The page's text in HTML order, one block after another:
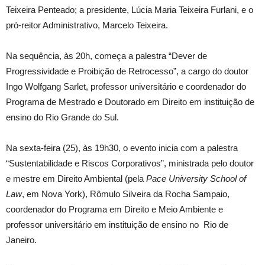
Teixeira Penteado; a presidente, Lúcia Maria Teixeira Furlani, e o
pró-reitor Administrativo, Marcelo Teixeira.
Na sequência, às 20h, começa a palestra “Dever de
Progressividade e Proibição de Retrocesso”, a cargo do doutor
Ingo Wolfgang Sarlet, professor universitário e coordenador do
Programa de Mestrado e Doutorado em Direito em instituição de
ensino do Rio Grande do Sul.
Na sexta-feira (25), às 19h30, o evento inicia com a palestra
“Sustentabilidade e Riscos Corporativos”, ministrada pelo doutor
e mestre em Direito Ambiental (pela Pace University School of
Law, em Nova York), Rômulo Silveira da Rocha Sampaio,
coordenador do Programa em Direito e Meio Ambiente e
professor universitário em instituição de ensino no Rio de
Janeiro.